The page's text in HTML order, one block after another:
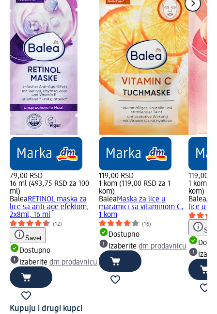
79,00 RSD
16 ml (493,75 RSD za 100
ml)
BaleaRETINOL maska za
lice sa anti-age efektom,
2x8ml, 16 ml
(12)
Savet
Dostupno
Izaberite dm prodavnicu
119,00 RSD
1 kom (119,00 RSD za 1
kom)
BaleaMaska za lice u
maramici sa vitaminom C,
1 kom
(16)
Dostupno
Izaberitedm prodavnicu
119,00
1 kom
kom)
Balea
lice u
Kupuju i drugi kupci